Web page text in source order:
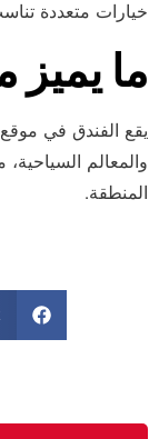
خيارات متعددة
ما
يقع الفندق في
والمعالم
المنطقة.